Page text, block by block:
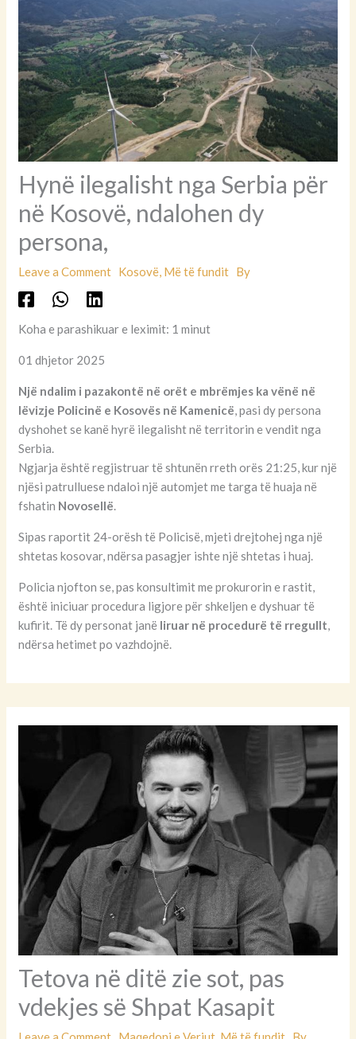
Hynë ilegalisht nga Serbia për
në Kosovë, ndalohen dy
persona,
Leave a Comment Kosovë, Më të fundit By
Koha e parashikuar e leximit: 1 minut
01 dhjetor 2025
Një ndalim i pazakontë në orët e mbrëmjes ka vënë në
lëvizje Policinë e Kosovës në Kamenicë, pasi dy persona
dyshohet se kanë hyrë ilegalisht në territorin e vendit nga
Serbia.
Ngjarja është regjistruar të shtunën rreth orës 21:25, kur një
njësi patrulluese ndaloi një automjet me targa të huaja në
fshatin Novosellë.
Sipas raportit 24-orësh të Policisë, mjeti drejtohej nga një
shtetas kosovar, ndërsa pasagjer ishte një shtetas i huaj.
Policia njofton se, pas konsultimit me prokurorin e rastit,
është iniciuar procedura ligjore për shkeljen e dyshuar të
kufirit. Të dy personat janë liruar në procedurë të rregullt,
ndërsa hetimet po vazhdojnë.
Tetova në ditë zie sot, pas
vdekjes së Shpat Kasapit